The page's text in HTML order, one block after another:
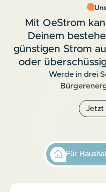
Mit OeStrom
Deinem
günstigen Strom
oder
Werde in drei
Jetzt
Für